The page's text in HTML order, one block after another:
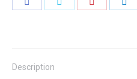
Description